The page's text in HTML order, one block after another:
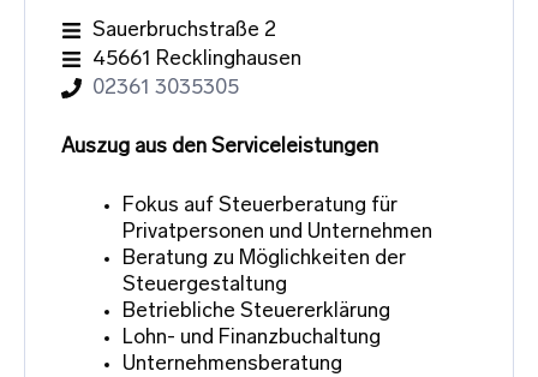
Sauerbruchstraße 2
45661 Recklinghausen
02361 3035305
Auszug aus den Serviceleistungen
Fokus auf Steuerberatung für
Privatpersonen und Unternehmen
Beratung zu Möglichkeiten der
Steuergestaltung
Betriebliche Steuererklärung
Lohn- und Finanzbuchaltung
Unternehmensberatung